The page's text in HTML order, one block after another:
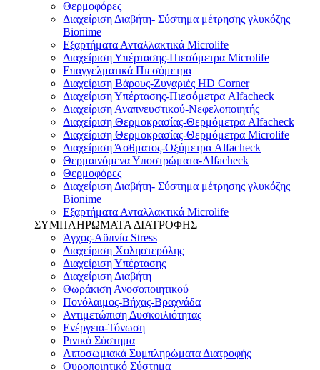
Θερμοφόρες
Διαχείριση Διαβήτη- Σύστημα μέτρησης γλυκόζης
Bionime
Εξαρτήματα Ανταλλακτικά Microlife
Διαχείριση Υπέρτασης-Πιεσόμετρα Microlife
Επαγγελματικά Πιεσόμετρα
Διαχείριση Βάρους-Ζυγαριές HD Corner
Διαχείριση Υπέρτασης-Πιεσόμετρα Alfacheck
Διαχείριση Αναπνευστικού-Νεφελοποιητής
Διαχείριση Θερμοκρασίας-Θερμόμετρα Alfacheck
Διαχείριση Θερμοκρασίας-Θερμόμετρα Microlife
Διαχείριση Άσθματος-Οξύμετρα Alfacheck
Θερμαινόμενα Υποστρώματα-Alfacheck
Θερμοφόρες
Διαχείριση Διαβήτη- Σύστημα μέτρησης γλυκόζης
Bionime
Εξαρτήματα Ανταλλακτικά Microlife
ΣΥΜΠΛΗΡΩΜΑΤΑ ΔΙΑΤΡΟΦΗΣ
Άγχος-Αϋπνία Stress
Διαχείριση Χοληστερόλης
Διαχείριση Υπέρτασης
Διαχείριση Διαβήτη
Θωράκιση Ανοσοποιητικού
Πονόλαιμος-Βήχας-Βραχνάδα
Αντιμετώπιση Δυσκοιλιότητας
Eνέργεια-Τόνωση
Ρινικό Σύστημα
Λιποσωμιακά Συμπληρώματα Διατροφής
Ουροποιητικό Σύστημα